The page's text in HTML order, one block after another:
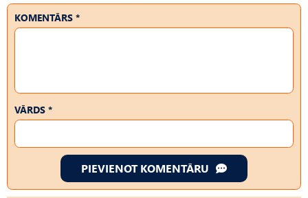
KOMENTĀRS *
VĀRDS *
PIEVIENOT KOMENTĀRU